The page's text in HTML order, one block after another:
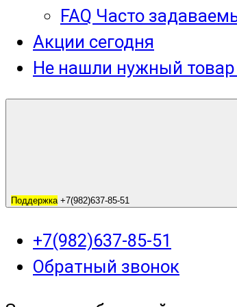
FAQ Часто
Акции сегодня
Не нашли нужный
Поддержка +7(982)637-85-51
+7(982)637-85-51
Обратный звонок